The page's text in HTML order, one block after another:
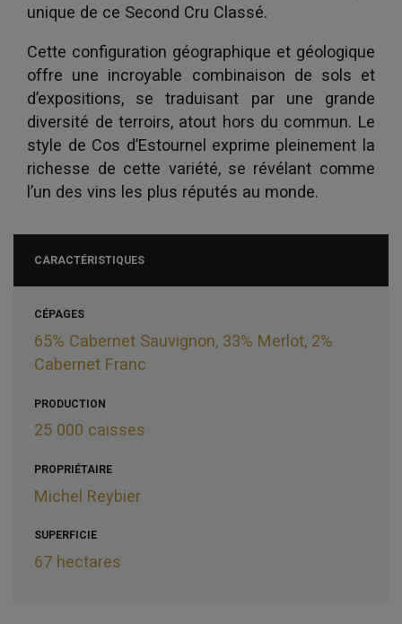
unique de ce Second Cru Classé.
Cette configuration géographique et géologique
offre une incroyable combinaison de sols et
d’expositions, se traduisant par une grande
diversité de terroirs, atout hors du commun. Le
style de Cos d’Estournel exprime pleinement la
richesse de cette variété, se révélant comme
l’un des vins les plus réputés au monde.
CARACTÉRISTIQUES
CÉPAGES
65% Cabernet Sauvignon, 33% Merlot, 2%
Cabernet Franc
PRODUCTION
25 000 caisses
PROPRIÉTAIRE
Michel Reybier
SUPERFICIE
67 hectares